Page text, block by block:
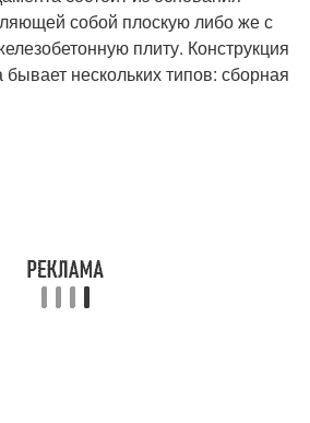
собой плоскую либо же с
плиту. Конструкция
нескольких типов: сборная